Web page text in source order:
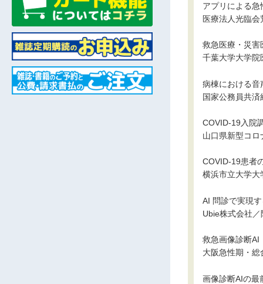
アプリによる
医療法人光臨
救急医療・災害
千葉大学大学
病棟における音
国家公務員共
COVID-19入院
山口県新型コ
COVID-19患者
横浜市立大学
AI 問診で実現
Ubie株式会社
救急画像診断AI
大阪急性期・
画像診断AIの最